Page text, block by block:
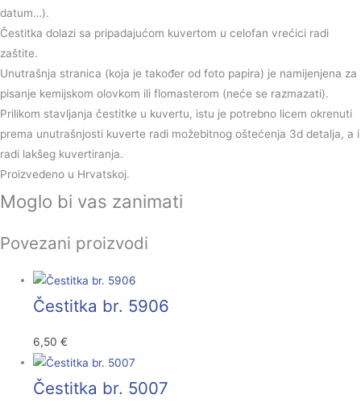
datum…).
Čestitka dolazi sa pripadajućom kuvertom u celofan vrećici radi
zaštite.
Unutrašnja stranica (koja je također od foto papira) je namijenjena za
pisanje kemijskom olovkom ili flomasterom (neće se razmazati).
Prilikom stavljanja čestitke u kuvertu, istu je potrebno licem okrenuti
prema unutrašnjosti kuverte radi možebitnog oštećenja 3d detalja, a i
radi lakšeg kuvertiranja.
Proizvedeno u Hrvatskoj.
Moglo bi vas zanimati
Povezani proizvodi
Čestitka br. 5906
6,50€
Čestitka br. 5007